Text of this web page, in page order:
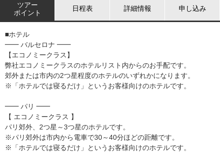
ツアー
ポイント
日程表 詳細情報 申し込み
■ホテル
━━ バルセロナ ━━
【エコノミークラス】
弊社エコノミークラスのホテルリスト内からのお手配です。
郊外または市内の2つ星程度のホテルのいずれかになります。
※「ホテルでは寝るだけ」というお客様向けのホテルです。
━━ パリ ━━
【 エコノミークラス 】
パリ郊外、2つ星～3つ星のホテルです。
※パリ郊外は市内から電車で30～40分ほどの距離です。
※「ホテルでは寝るだけ」というお客様向けのホテルです。